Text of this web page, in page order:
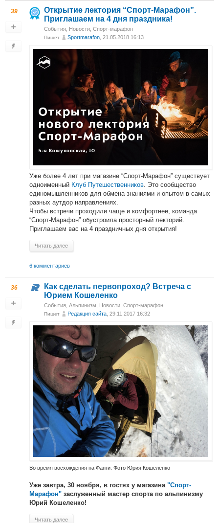
39
Открытие лектория “Спорт-Марафон”.
Приглашаем на 4 дня праздника!
События Новости Спорт-марафон
Пишет Sportmarafon , 21.05.2018 16:13
Уже более 4 лет при магазине “Спорт-Марафон” существует
одноименный Клуб Путешественников. Это сообщество
единомышленников для обмена знаниями и опытом в самых
разных аутдор направлениях.
Чтобы встречи проходили чаще и комфортнее, команда
“Спорт-Марафон” обустроила просторный лекторий.
Приглашаем вас на 4 праздничных дня открытия!
Читать далее
6 комментариев
36
Как сделать первопроход? Встреча с
Юрием Кошеленко
События, Альпинизм, Новости, Спорт-марафон
Пишет Редакция сайта, 29.11.2017 16:32
Во время восхождения на Фанги. Фото Юрия Кошеленко
Уже завтра, 30 ноября, в гостях у магазина "Спорт-
Марафон" заслуженный мастер спорта по альпинизму
Юрий Кошеленко!
Читать далее